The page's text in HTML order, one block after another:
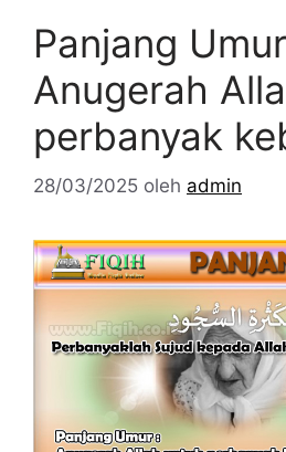
Panjang
Anugerah
perbanyak
28/03/2025 oleh admin